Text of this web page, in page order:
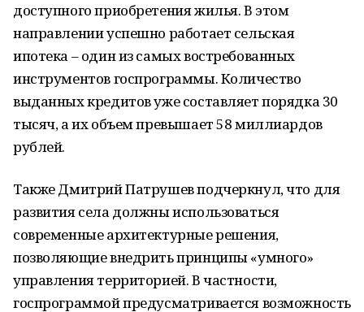
доступного приобретения жилья. В этом
направлении успешно работает сельская
ипотека – один из самых востребованных
инструментов госпрограммы. Количество
выданных кредитов уже составляет порядка 30
тысяч, а их объем превышает 58 миллиардов
рублей.
Также Дмитрий Патрушев подчеркнул, что для
развития села должны использоваться
современные архитектурные решения,
позволяющие внедрить принципы «умного»
управления территорией. В частности,
госпрограммой предусматривается возможность